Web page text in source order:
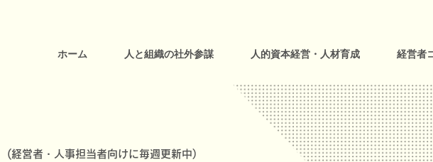
ホーム 人と組織の社外参謀 人的資本経営・人材育成 経営者
(経営者・人事担当者向けに毎週更新中)